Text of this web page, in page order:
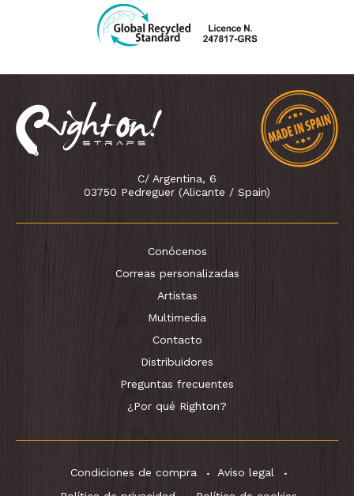
C/ Argentina, 6
03750 Pedreguer (Alicante / Spain)
Conócenos
Correas personalizadas
Artistas
Multimedia
Contacto
Distribuidores
Preguntas frecuentes
¿Por qué Righton?
Condiciones de compra
Aviso legal